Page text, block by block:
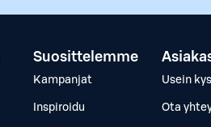
Suosittelemme
Kampanjat
Inspiroidu
Usein
Ota